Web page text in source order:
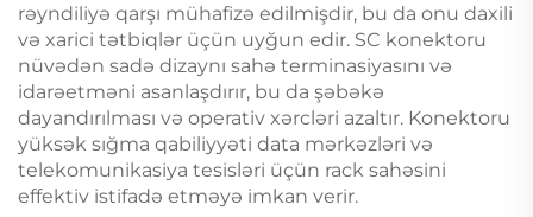
rəyndiliyə qarşı mühafizə edilmişdir, bu da onu daxili
və xarici tətbiqlər üçün uyğun edir. SC konektoru
nüvədən sadə dizaynı sahə terminasiyasını və
idarəetməni asanlaşdırır, bu da şəbəkə
dayandırılması və operativ xərcləri azaltır. Konektoru
yüksək sığma qabiliyyəti data mərkəzləri və
telekomunikasiya tesisləri üçün rack sahəsini
effektiv istifadə etməyə imkan verir.